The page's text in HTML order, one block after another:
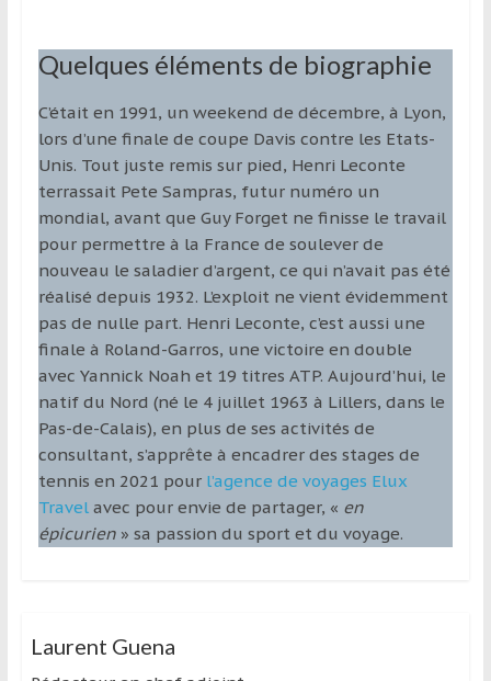
Quelques éléments de biographie
C’était en 1991, un weekend de décembre, à Lyon,
lors d’une finale de coupe Davis contre les Etats-
Unis. Tout juste remis sur pied, Henri Leconte
terrassait Pete Sampras, futur numéro un
mondial, avant que Guy Forget ne finisse le travail
pour permettre à la France de soulever de
nouveau le saladier d’argent, ce qui n’avait pas été
réalisé depuis 1932. L’exploit ne vient évidemment
pas de nulle part. Henri Leconte, c’est aussi une
finale à Roland-Garros, une victoire en double
avec Yannick Noah et 19 titres ATP. Aujourd’hui, le
natif du Nord (né le 4 juillet 1963 à Lillers, dans le
Pas-de-Calais), en plus de ses activités de
consultant, s’apprête à encadrer des stages de
tennis en 2021 pour l’agence de voyages Elux
Travel avec pour envie de partager, « en
épicurien» sa passion du sport et du voyage.
Laurent Guena